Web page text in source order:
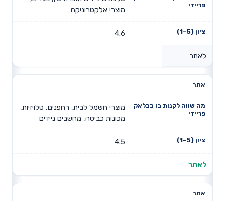
מוצרי אלקטרוניקה
4.6
לאתר
מוצרי חשמל לבית, רחפנים, טלויזיות,
מכונות כביסה, מחשבים ניידים
4.5
לאתר